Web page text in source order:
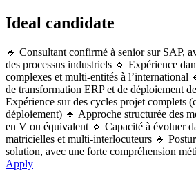
Ideal candidate
🔹 Consultant confirmé à senior sur SAP,
des processus industriels 🔹 Expérience
complexes et multi-entités à l’international
de transformation ERP et de déploiement
Expérience sur des cycles projet complets
déploiement) 🔹 Approche structurée des
en V ou équivalent 🔹 Capacité à évoluer
matricielles et multi-interlocuteurs 🔹
solution, avec une forte compréhension
Apply